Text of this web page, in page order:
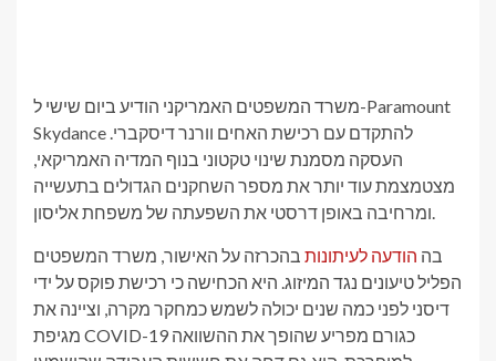
משרד המשפטים האמריקני הודיע ​​ביום שישי ל-Paramount
Skydance להתקדם עם רכישת האחים וורנר דיסקברי.
העסקה מסמנת שינוי טקטוני בנוף המדיה האמריקאי,
מצטמצמת עוד יותר את מספר השחקנים הגדולים בתעשייה
ומרחיבה באופן דרסטי את השפעתה של משפחת אליסון.
בה הודעה לעיתונות בהכרזה על האישור, משרד המשפטים
הפליל טיעונים נגד המיזוג. היא הכחישה כי רכישת פוקס על ידי
דיסני לפני כמה שנים יכולה לשמש כמחקר מקרה, וציינה את
מגיפת COVID-19 כגורם מפריע שהופך את ההשוואה